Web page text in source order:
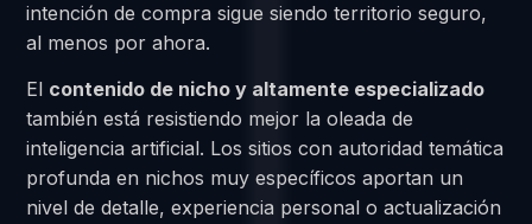
intención de compra sigue siendo territorio seguro,
al menos por ahora.
El contenido de nicho y altamente especializado
también está resistiendo mejor la oleada de
inteligencia artificial. Los sitios con autoridad temática
profunda en nichos muy específicos aportan un
nivel de detalle, experiencia personal o actualización